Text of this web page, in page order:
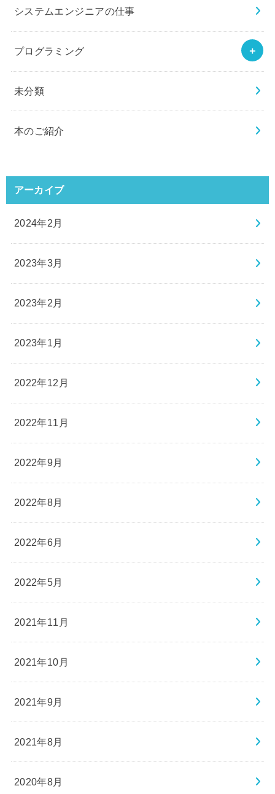
システムエンジニアの仕事
プログラミング
未分類
本のご紹介
アーカイブ
2024年2月
2023年3月
2023年2月
2023年1月
2022年12月
2022年11月
2022年9月
2022年8月
2022年6月
2022年5月
2021年11月
2021年10月
2021年9月
2021年8月
2020年8月